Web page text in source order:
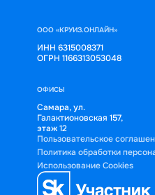
ООО «КРУИЗ.ОНЛАЙН»
ИНН 6315008371
ОГРН 1166313053048
ОФИСЫ
Самара, ул.
Галактионовская 157,
этаж 12
Пользовательское
Политика обработки
Использование Cookies